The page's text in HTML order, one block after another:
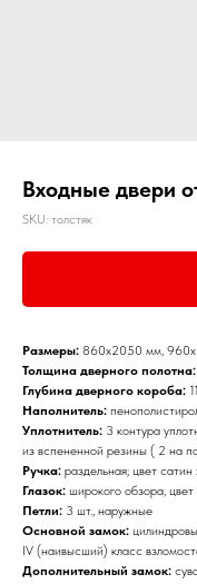
Входные двери
SKU: толстяк
Размеры: 860х2050 мм,
Толщина дверного полотна:
Глубина дверного короба:
Наполнитель:
Уплотнитель: 3 контура
из вспененной резины ( 2 на
Ручка: раздельная; цвет сатин
Глазок: широкого обзора,
Петли: 3 шт., наружные
Основной замок:
IV (наивысший) класс
Дополнительный замок: